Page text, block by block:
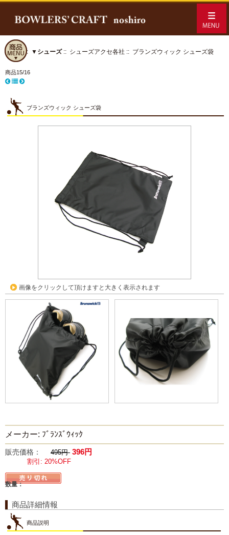
ホーム:: ▼シューズ:: シューズアクセ各社 :: ブランズウィック シューズ袋
商品15/16
ブランズウィック シューズ袋
画像をクリックして頂けますと大きく表示されます
メーカー: ﾌﾞﾗﾝｽﾞｳｨｯｸ
販売価格： 495円 396円
割引: 20%OFF
数量：
商品詳細情報
商品説明